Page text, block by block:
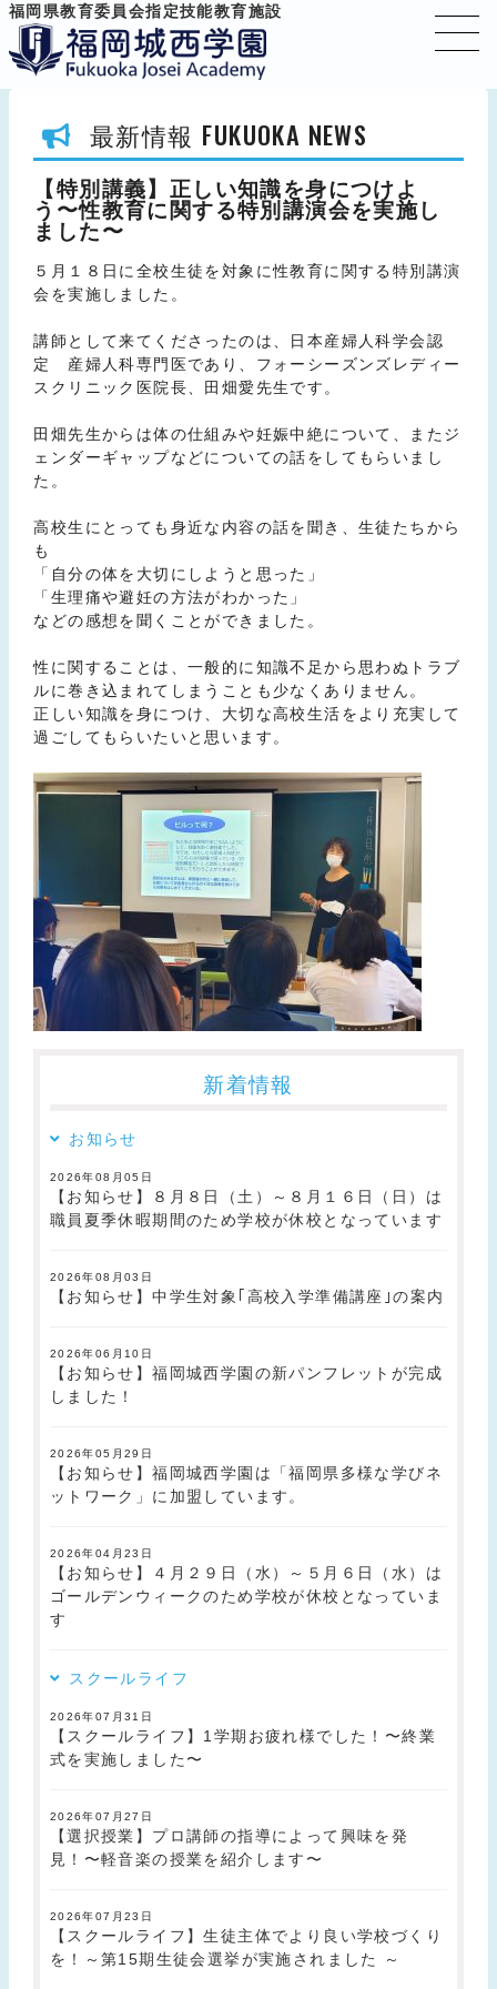
福岡県教育委員会指定技能教育施設
最新情報 FUKUOKA NEWS
【特別講義】正しい知識を身につけよ
う〜性教育に関する特別講演会を実施し
ました〜
５月１８日に全校生徒を対象に性教育に関する特別講演
会を実施しました。
講師として来てくださったのは、日本産婦人科学会認
定 産婦人科専門医であり、フォーシーズンズレディー
スクリニック医院長、田畑愛先生です。
田畑先生からは体の仕組みや妊娠中絶について、またジ
ェンダーギャップなどについての話をしてもらいまし
た。
高校生にとっても身近な内容の話を聞き、生徒たちから
も
「自分の体を大切にしようと思った」
「生理痛や避妊の方法がわかった」
などの感想を聞くことができました。
性に関することは、一般的に知識不足から思わぬトラブ
ルに巻き込まれてしまうことも少なくありません。
正しい知識を身につけ、大切な高校生活をより充実して
過ごしてもらいたいと思います。
新着情報
お知らせ
2026年08月05日
【お知らせ】８月８日（土）～８月１６日（日）は
職員夏季休暇期間のため学校が休校となっています
2026年08月03日
【お知らせ】中学生対象｢高校入学準備講座｣の案内
2026年06月10日
【お知らせ】福岡城西学園の新パンフレットが完成
しました！
2026年05月29日
【お知らせ】福岡城西学園は「福岡県多様な学びネ
ットワーク」に加盟しています。
2026年04月23日
【お知らせ】４月２９日（水）～５月６日（水）は
ゴールデンウィークのため学校が休校となっていま
す
スクールライフ
2026年07月31日
【スクールライフ】1学期お疲れ様でした！〜終業
式を実施しました〜
2026年07月27日
【選択授業】プロ講師の指導によって興味を発
見！〜軽音楽の授業を紹介します〜
2026年07月23日
【スクールライフ】生徒主体でより良い学校づくり
を！～第15期生徒会選挙が実施されました ～